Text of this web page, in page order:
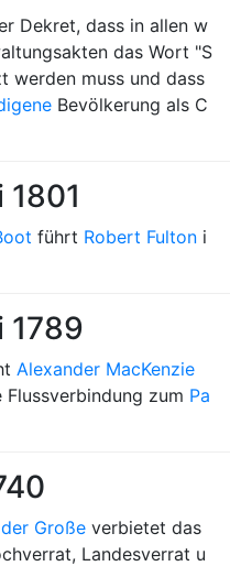
Dekret, dass in allen w
das Wort "S
werden muss und dass
Bevölkerung als C
führt Robert Fulton i
1789
Alexander MacKenzie
zum Pa
Große verbietet das
Landesverrat u